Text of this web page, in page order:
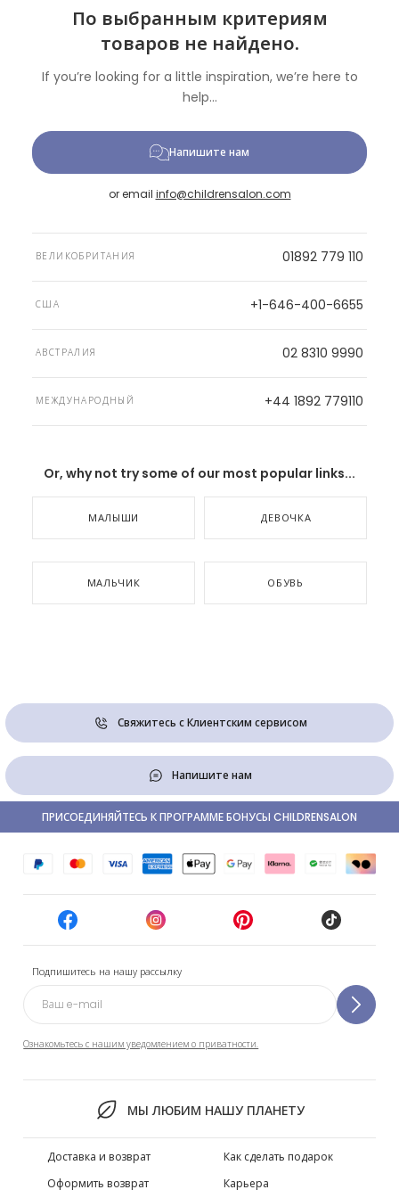
По выбранным критериям
товаров не найдено.
If you’re looking for a little inspiration, we’re here to
help...
Напишите нам
or email info@childrensalon.com
ВЕЛИКОБРИТАНИЯ 01892 779 110
США +1-646-400-6655
АВСТРАЛИЯ 02 8310 9990
МЕЖДУНАРОДНЫЙ +44 1892 779110
Or, why not try some of our most popular links...
МАЛЫШИ ДЕВОЧКА
МАЛЬЧИК ОБУВЬ
Свяжитесь с Клиентским сервисом
Напишите нам
Подпишитесь на нашу рассылку
Ознакомьтесь с нашим уведомлением о приватности.
МЫ ЛЮБИМ НАШУ ПЛАНЕТУ
ПРИСОЕДИНЯЙТЕСЬ К ПРОГРАММЕ БОНУСЫ CHILDRENSALON
Доставка и возврат
Оформить возврат
Как сделать подарок
Карьера